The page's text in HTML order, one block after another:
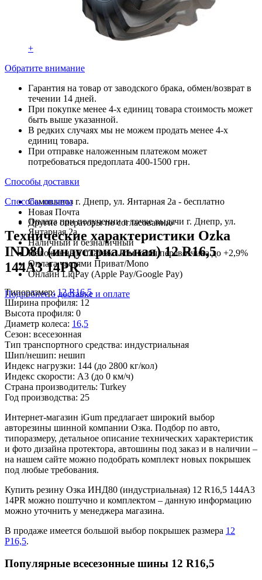
+
Обратите внимание
Гарантия на товар от заводского брака, обмен/возврат в
течении 14 дней.
При покупке менее 4-х единиц товара стоимость может
быть выше указанной.
В редких случаях мы не можем продать менее 4-х
единиц товара.
При отправке наложенным платежом может
потребоваться предоплата 400-1500 грн.
Способы доставки
Самовывоз г. Днепр, ул. Янтарная 2а - бесплатно
Новая Почта
Другие операторы по согласованию
Способы оплаты
Оплата при получении в точке выдачи г. Днепр, ул.
Янтарная 2а
Наличный и безналичный
Наложенный платеж - комиссия перевозчика до +2,9%
Оплата частями Приват/Mono
Онлайн LiqPay (Apple Pay/Google Pay)
Подробнее о доставке и оплате
Технические характеристики Ozka
IND80 (индустриальная) 12 R16,5
144A3 14PR
Типоразмер: 12 R16,5
Ширина профиля: 12
Высота профиля: 0
Диаметр колеса: 16,5
Сезон: всесезонная
Тип транспортного средства: индустриальная
Шип/нешип: нешип
Индекс нагрузки: 144 (до 2800 кг/кол)
Индекс скорости: A3 (до 0 км/ч)
Страна производитель: Turkey
Год производства: 25
Интернет-магазин iGum предлагает широкий выбор
авторезины шинной компании Озка. Подбор по авто,
типоразмеру, детальное описание технических характеристик
и фото дизайна протектора, автошины под заказ и в наличии –
на нашем сайте можно подобрать комплект новых покрышек
под любые требования.
Купить резину Озка ИНД80 (индустриальная) 12 R16,5 144A3
14PR можно поштучно и комплектом – данную информацию
можно уточнить у менеджера магазина.
В продаже имеется большой выбор покрышек размера 12
Р16,5.
Популярные всесезонные шины 12 R16,5